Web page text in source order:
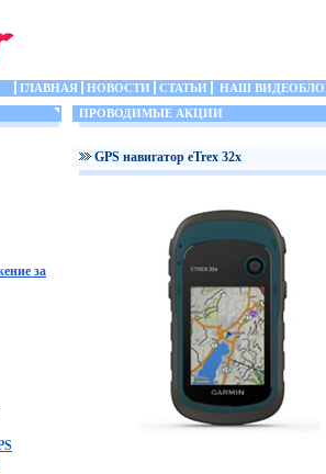
ГЛАВНАЯ НОВОСТИ СТАТЬИ
НАШ
за
ПРОВОДИМЫЕ АКЦИИ
GPS навигатор eTrex 32x